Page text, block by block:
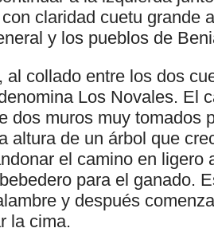
claridad cuetu grande
y los pueblos de
al collado entre los dos
Los Novales. El
dos muros muy tomados
altura de un árbol que
el camino en
para el ganado.
y después
la cima.